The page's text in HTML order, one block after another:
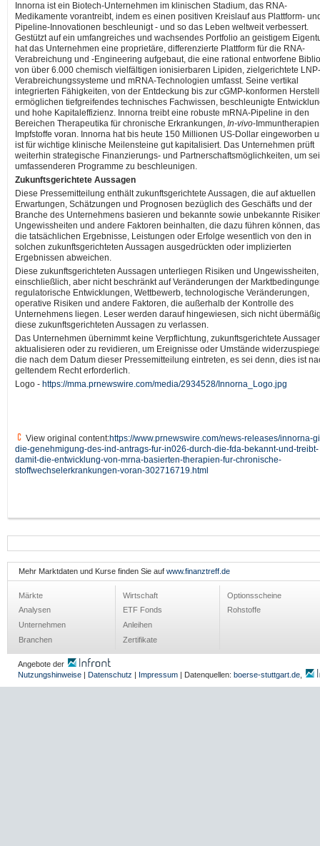
Innorna ist ein Biotech-Unternehmen im klinischen Stadium, das RNA-
Medikamente vorantreibt, indem es einen positiven Kreislauf aus Plattform-
Pipeline-Innovationen beschleunigt - und so das Leben weltweit verbessert.
Gestützt auf ein umfangreiches und wachsendes Portfolio an geistigem
hat das Unternehmen eine proprietäre, differenzierte Plattform für die RNA-
Verabreichung und -Engineering aufgebaut, die eine rational entworfene
von über 6.000 chemisch vielfältigen ionisierbaren Lipiden, zielgerichtete LNP-
Verabreichungssysteme und mRNA-Technologien umfasst. Seine vertikal
integrierten Fähigkeiten, von der Entdeckung bis zur cGMP-konformen
ermöglichen tiefgreifendes technisches Fachwissen, beschleunigte
und hohe Kapitaleffizienz. Innorna treibt eine robuste mRNA-Pipeline in den
Bereichen Therapeutika für chronische Erkrankungen, In-vivo-
Impfstoffe voran. Innorna hat bis heute 150 Millionen US-Dollar eingeworben
ist für wichtige klinische Meilensteine gut kapitalisiert. Das Unternehmen prüft
weiterhin strategische Finanzierungs- und Partnerschaftsmöglichkeiten, um
umfassenderen Programme zu beschleunigen.
Zukunftsgerichtete Aussagen
Diese Pressemitteilung enthält zukunftsgerichtete Aussagen, die auf aktuellen
Erwartungen, Schätzungen und Prognosen bezüglich des Geschäfts und der
Branche des Unternehmens basieren und bekannte sowie unbekannte
Ungewissheiten und andere Faktoren beinhalten, die dazu führen können,
die tatsächlichen Ergebnisse, Leistungen oder Erfolge wesentlich von den in
solchen zukunftsgerichteten Aussagen ausgedrückten oder implizierten
Ergebnissen abweichen.
Diese zukunftsgerichteten Aussagen unterliegen Risiken und Ungewissheiten,
einschließlich, aber nicht beschränkt auf Veränderungen der
regulatorische Entwicklungen, Wettbewerb, technologische Veränderungen,
operative Risiken und andere Faktoren, die außerhalb der Kontrolle des
Unternehmens liegen. Leser werden darauf hingewiesen, sich nicht
diese zukunftsgerichteten Aussagen zu verlassen.
Das Unternehmen übernimmt keine Verpflichtung, zukunftsgerichtete
aktualisieren oder zu revidieren, um Ereignisse oder Umstände
die nach dem Datum dieser Pressemitteilung eintreten, es sei denn, dies ist
geltendem Recht erforderlich.
Logo - https://mma.prnewswire.com/media/2934528/Innorna_Logo.jpg
View original content:https://www.prnewswire.com/news-releases/innorna-
die-genehmigung-des-ind-antrags-fur-in026-durch-die-fda-bekannt-und-treibt-
damit-die-entwicklung-von-mrna-basierten-therapien-fur-chronische-
stoffwechselerkrankungen-voran-302716719.html
Mehr Marktdaten und Kurse finden Sie auf www.finanztreff.de
Märkte
Analysen
Unternehmen
Branchen
Wirtschaft
ETF Fonds
Anleihen
Zertifikate
Optionsscheine
Rohstoffe
Angebote der
Nutzungshinweise
Datenschutz Impressum | Datenquellen: boerse-stuttgart.de